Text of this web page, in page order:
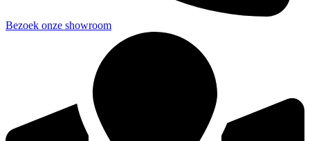
Bezoek onze showroom